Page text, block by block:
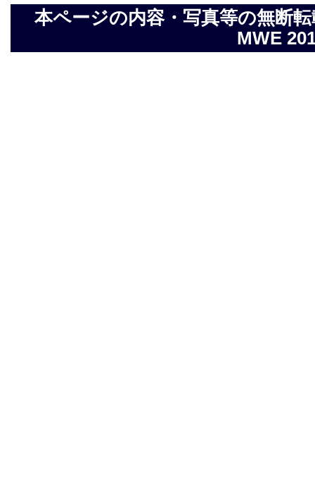
本ページの内容・写真等の無断
MWE